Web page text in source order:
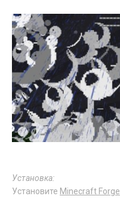
Установка:
Установите Minecraft Forge